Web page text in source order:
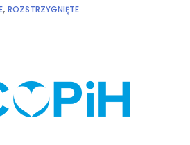
, ROZSTRZYGNIĘTE